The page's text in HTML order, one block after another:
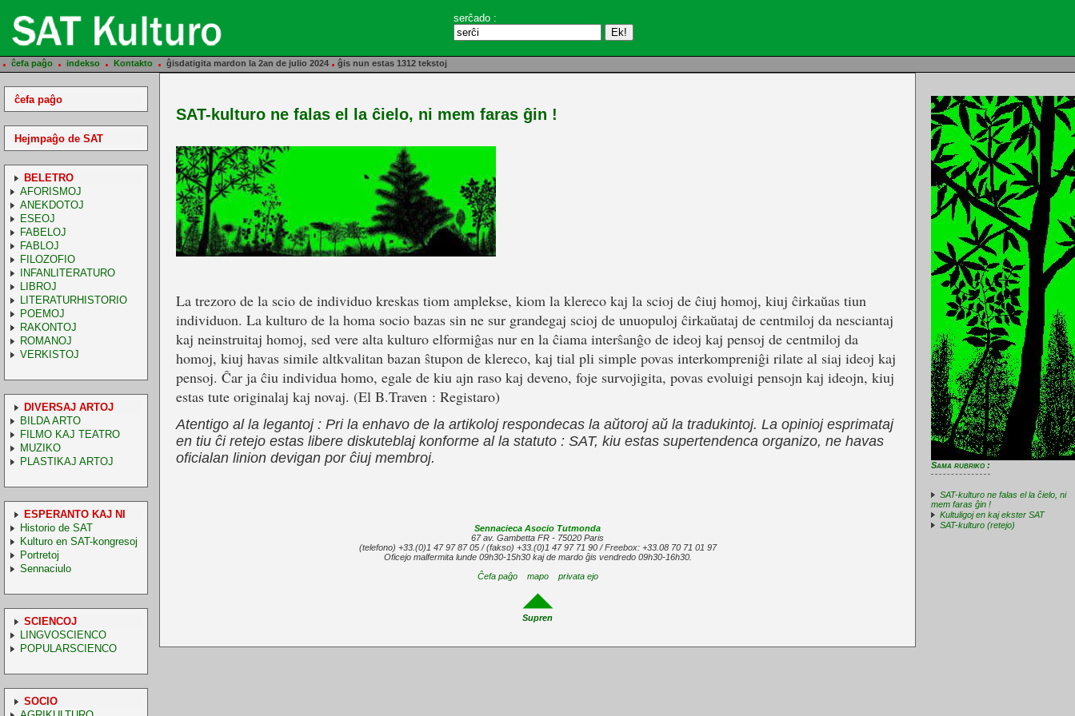
serĉado :
. ĉefa paĝo . indekso . Kontakto . ĝisdatigita mardon la 2an de julio 2024 . ĝis nun estas 1312 tekstoj
ĉefa paĝo
Hejmpaĝo de SAT
BELETRO
AFORISMOJ
ANEKDOTOJ
ESEOJ
FABELOJ
FABLOJ
FILOZOFIO
INFANLITERATURO
LIBROJ
LITERATURHISTORIO
POEMOJ
RAKONTOJ
ROMANOJ
VERKISTOJ
DIVERSAJ ARTOJ
BILDA ARTO
FILMO KAJ TEATRO
MUZIKO
PLASTIKAJ ARTOJ
ESPERANTO KAJ NI
Historio de SAT
Kulturo en SAT-kongresoj
Portretoj
Sennaciulo
SCIENCOJ
LINGVOSCIENCO
POPULARSCIENCO
SOCIO
SAT-kulturo ne falas el la ĉielo, ni mem faras ĝin !
La trezoro de la scio de individuo kreskas tiom amplekse, kiom la klereco kaj la scioj de ĉiuj homoj, kiuj ĉirkaŭas tiun
individuon. La kulturo de la homa socio bazas sin ne sur grandegaj scioj de unuopuloj ĉirkaŭataj de centmiloj da nesciantaj
kaj neinstruitaj homoj, sed vere alta kulturo elformiĝas nur en la ĉiama interŝanĝo de ideoj kaj pensoj de centmiloj da
homoj, kiuj havas simile altkvalitan bazan ŝtupon de klereco, kaj tial pli simple povas interkompreniĝi rilate al siaj ideoj kaj
pensoj. Ĉar ja ĉiu individua homo, egale de kiu ajn raso kaj deveno, foje survojigita, povas evoluigi pensojn kaj ideojn, kiuj
estas tute originalaj kaj novaj. (El B.Traven : Registaro)
Atentigo al la legantoj : Pri la enhavo de la artikoloj respondecas la aŭtoroj aŭ la tradukintoj. La opinioj esprimataj
en tiu ĉi retejo estas libere diskuteblaj konforme al la statuto : SAT, kiu estas supertendenca organizo, ne havas
oficialan linion devigan por ĉiuj membroj.
Sama rubriko :
SAT-kulturo ne falas el la ĉielo, ni
mem faras ĝin !
Kultuligoj en kaj ekster SAT
SAT-kulturo (retejo)
Sennacieca Asocio Tutmonda
67 av. Gambetta FR - 75020 Paris
(telefono) +33.(0)1 47 97 87 05 / (fakso) +33.(0)1 47 97 71 90 / Freebox: +33.08 70 71 01 97
Oficejo malfermita lunde 09h30-15h30 kaj de mardo ĝis vendredo 09h30-16h30.
Ĉefa paĝo
mapo privata ejo
Supren